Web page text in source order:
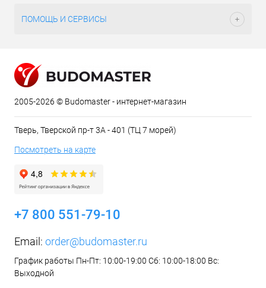
ПОМОЩЬ И СЕРВИСЫ
2005-2026 © Budomaster - интернет-магазин
Тверь, Тверской пр-т 3А - 401 (ТЦ 7 морей)
Посмотреть на карте
+7 800 551-79-10
Email: order@budomaster.ru
График работы Пн-Пт: 10:00-19:00 Сб: 10:00-18:00 Вс:
Выходной